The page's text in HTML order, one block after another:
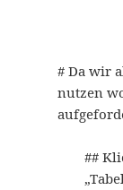
# Da wir
nutzen
##